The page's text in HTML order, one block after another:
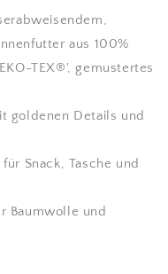
aus 100%
TEX®', gemustertes
goldenen Details und
Snack, Tasche und
Baumwolle und